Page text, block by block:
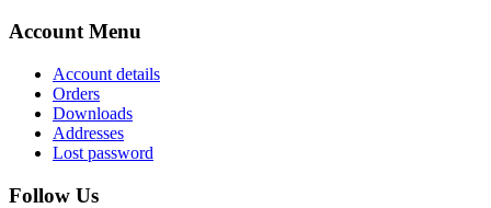
Account Menu
Account details
Orders
Downloads
Addresses
Lost password
Follow Us